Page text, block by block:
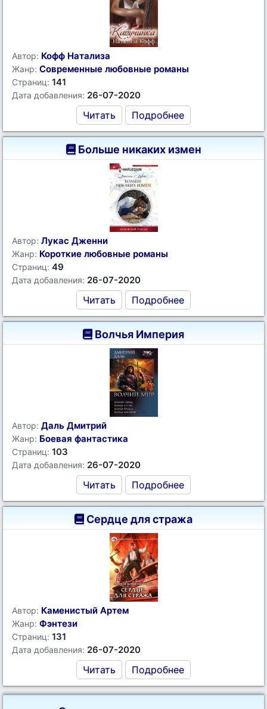
Автор: Кофф Натализа
Жанр: Современные любовные романы
Страниц: 141
Дата добавления: 26-07-2020
Читать Подробнее
Больше никаких измен
Автор: Лукас Дженни
Жанр: Короткие любовные романы
Страниц: 49
Дата добавления: 26-07-2020
Читать Подробнее
Волчья Империя
Автор: Даль Дмитрий
Жанр: Боевая фантастика
Страниц: 103
Дата добавления: 26-07-2020
Читать Подробнее
Сердце для стража
Автор: Каменистый Артем
Жанр: Фэнтези
Страниц: 131
Дата добавления: 26-07-2020
Читать Подробнее